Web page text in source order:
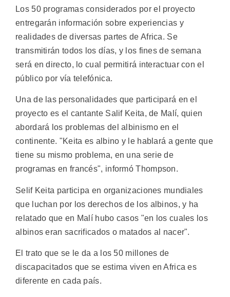
Los 50 programas considerados por el proyecto
entregarán información sobre experiencias y
realidades de diversas partes de Africa. Se
transmitirán todos los días, y los fines de semana
será en directo, lo cual permitirá interactuar con el
público por vía telefónica.
Una de las personalidades que participará en el
proyecto es el cantante Salif Keita, de Malí, quien
abordará los problemas del albinismo en el
continente. "Keita es albino y le hablará a gente que
tiene su mismo problema, en una serie de
programas en francés", informó Thompson.
Selif Keita participa en organizaciones mundiales
que luchan por los derechos de los albinos, y ha
relatado que en Malí hubo casos "en los cuales los
albinos eran sacrificados o matados al nacer".
El trato que se le da a los 50 millones de
discapacitados que se estima viven en Africa es
diferente en cada país.